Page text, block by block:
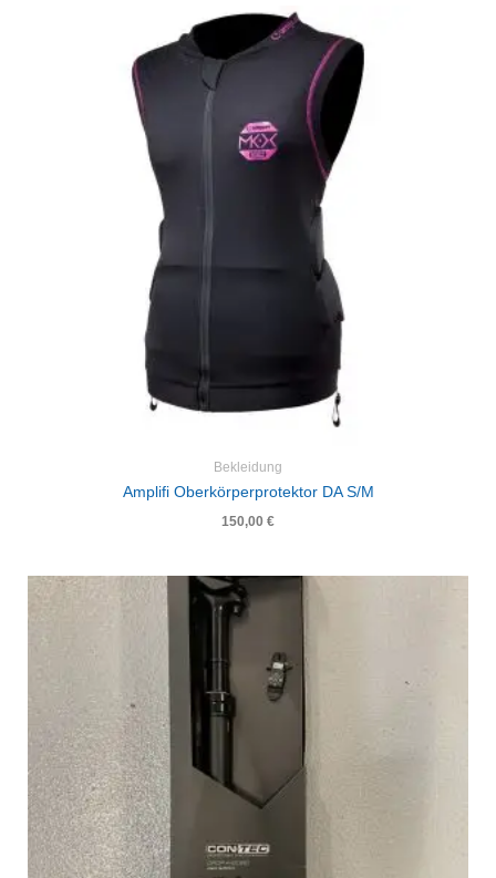
Bekleidung
Amplifi Oberkörperprotektor DA S/M
150,00 €